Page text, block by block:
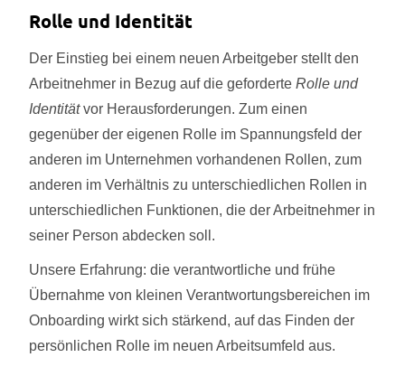
Rolle und Identität
Der Einstieg bei einem neuen Arbeitgeber stellt den
Arbeitnehmer in Bezug auf die geforderteRolle und
Identitätvor Herausforderungen. Zum einen
gegenüber der eigenen Rolle im Spannungsfeld der
anderen im Unternehmen vorhandenen Rollen, zum
anderen im Verhältnis zu unterschiedlichen Rollen in
unterschiedlichen Funktionen, die der Arbeitnehmer in
seiner Person abdecken soll.
Unsere Erfahrung: die verantwortliche und frühe
Übernahme von kleinen Verantwortungsbereichen im
Onboarding wirkt sich stärkend, auf das Finden der
persönlichen Rolle im neuen Arbeitsumfeld aus.